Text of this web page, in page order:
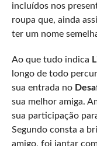
incluídos nos
roupa que, ainda
ter um nome
Ao que tudo indica
longo de todo
sua entrada no
sua melhor amiga.
sua participação
Segundo consta a
amigo, foi jantar